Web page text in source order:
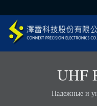
UHF
Надежные и